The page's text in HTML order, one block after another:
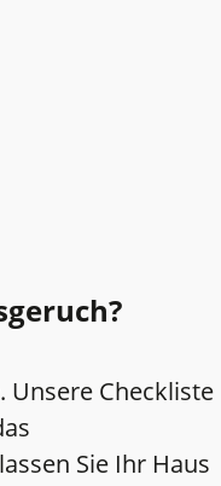
Unsere Checkliste
Sie Ihr Haus